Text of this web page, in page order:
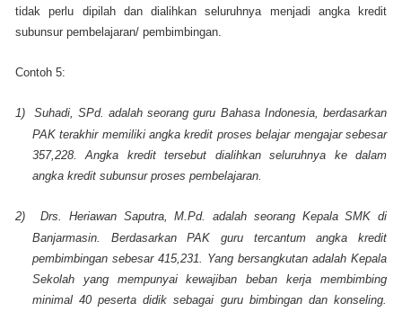
tidak perlu dipilah dan dialihkan seluruhnya menjadi angka kredit
subunsur pembelajaran/ pembimbingan.
Contoh 5:
1)
Suhadi, SPd. adalah seorang guru Bahasa Indonesia, berdasarkan
PAK terakhir memiliki angka kredit proses belajar mengajar sebesar
357,228. Angka kredit tersebut dialihkan seluruhnya ke dalam
angka kredit subunsur proses pembelajaran.
2)
Drs. Heriawan Saputra, M.Pd. adalah seorang Kepala SMK di
Banjarmasin. Berdasarkan PAK guru tercantum angka kredit
pembimbingan sebesar 415,231. Yang bersangkutan adalah Kepala
Sekolah yang mempunyai kewajiban beban kerja membimbing
minimal 40 peserta didik sebagai guru bimbingan dan konseling.